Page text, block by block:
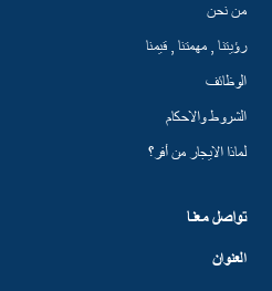
من نحن
رؤيتنا , مهمتنا , قيمنا
الوظائف
الشروط والاحكام
لماذا الايجار من أفر؟
تواصل معنا
العنوان